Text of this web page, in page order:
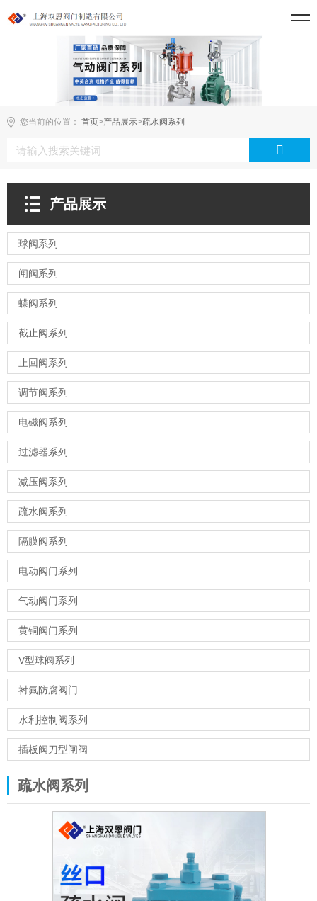
您当前的位置： 首页>产品展示>疏水阀系列
产品展示
球阀系列
闸阀系列
蝶阀系列
截止阀系列
止回阀系列
调节阀系列
电磁阀系列
过滤器系列
减压阀系列
疏水阀系列
隔膜阀系列
电动阀门系列
气动阀门系列
黄铜阀门系列
V型球阀系列
衬氟防腐阀门
水利控制阀系列
插板阀刀型闸阀
疏水阀系列